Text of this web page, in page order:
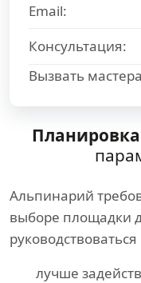
Email:
Консультация:
Вызвать
Альпинарий
выборе площадки
лучше